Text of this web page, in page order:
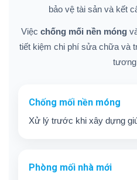
bảo vệ tài sản và kết
Việc chống mối nền móng
tiết kiệm chi phí sửa chữa và
tương
Chống mối nền móng
Xử lý trước khi xây dựng
Phòng mối nhà mới